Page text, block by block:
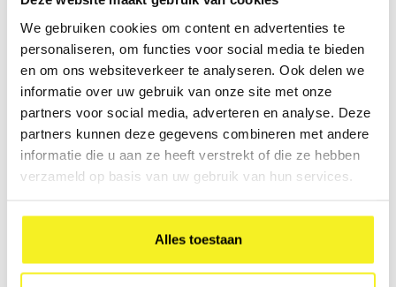
We gebruiken cookies om content en advertenties te
personaliseren, om functies voor social media te bieden
en om ons websiteverkeer te analyseren. Ook delen we
informatie over uw gebruik van onze site met onze
partners voor social media, adverteren en analyse. Deze
partners kunnen deze gegevens combineren met andere
informatie die u aan ze heeft verstrekt of die ze hebben
verzameld op basis van uw gebruik van hun services.
Alles toestaan
Neemt u contact met ons op voor verdere informatie?
Share this article:
Wees de eerste om te reageren...
Laat een reactie achter